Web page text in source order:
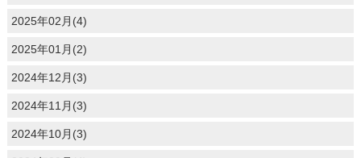
2025年02月(4)
2025年01月(2)
2024年12月(3)
2024年11月(3)
2024年10月(3)